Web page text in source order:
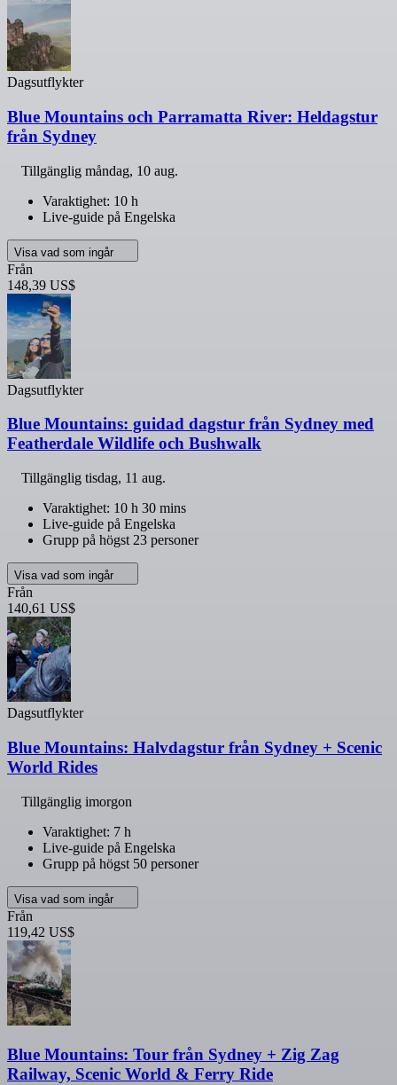
Dagsutflykter
Blue Mountains och Parramatta River: Heldagstur
från Sydney
Tillgänglig måndag, 10 aug.
Varaktighet: 10 h
Live-guide på Engelska
Visa vad som ingår
Från
148,39 US$
Dagsutflykter
Blue Mountains: guidad dagstur från Sydney med
Featherdale Wildlife och Bushwalk
Tillgänglig tisdag, 11 aug.
Varaktighet: 10 h 30 mins
Live-guide på Engelska
Grupp på högst 23 personer
Visa vad som ingår
Från
140,61 US$
Dagsutflykter
Blue Mountains: Halvdagstur från Sydney + Scenic
World Rides
Tillgänglig imorgon
Varaktighet: 7 h
Live-guide på Engelska
Grupp på högst 50 personer
Visa vad som ingår
Från
119,42 US$
Blue Mountains: Tour från Sydney + Zig Zag
Railway, Scenic World & Ferry Ride